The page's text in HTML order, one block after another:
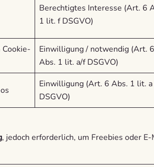
Berechtigtes Interesse (Art. 6
1 lit. f DSGVO)
Einwilligung / notwendig (Art. 6
Abs. 1 lit. a/f DSGVO)
Einwilligung (Art. 6 Abs. 1 lit. a
DSGVO)
, jedoch erforderlich, um Freebies oder